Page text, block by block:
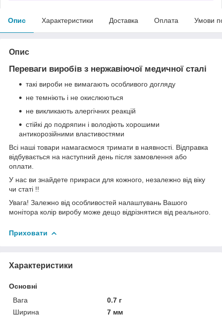
Опис Характеристики Доставка Оплата Умови
Опис
Переваги виробів з нержавіючої медичної сталі
такі вироби не вимагають особливого догляду
не темніють і не окислюються
не викликають алергічних реакцій
стійкі до подряпин і володіють хорошими
антикорозійними властивостями
Всі наші товари намагаємося тримати в наявності. Відправка
відбувається на наступний день після замовлення або
оплати.
У нас ви знайдете прикраси для кожного, незалежно від віку
чи статі !!
Увага! Залежно від особливостей налаштувань Вашого
монітора колір виробу може дещо відрізнятися від реального.
Приховати
Характеристики
Основні
Вага
0.7 г
Ширина
7 мм